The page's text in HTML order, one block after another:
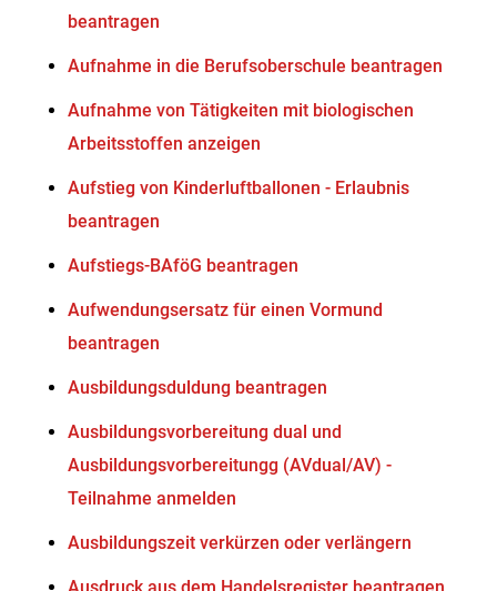
beantragen
Aufnahme in die Berufsoberschule beantragen
Aufnahme von Tätigkeiten mit biologischen
Arbeitsstoffen anzeigen
Aufstieg von Kinderluftballonen - Erlaubnis
beantragen
Aufstiegs-BAföG beantragen
Aufwendungsersatz für einen Vormund
beantragen
Ausbildungsduldung beantragen
Ausbildungsvorbereitung dual und
Ausbildungsvorbereitungg (AVdual/AV) -
Teilnahme anmelden
Ausbildungszeit verkürzen oder verlängern